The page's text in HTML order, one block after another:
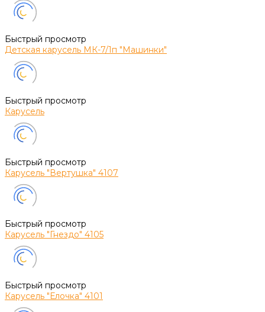
Быстрый просмотр
Детская карусель МК-7/1п "Машинки"
Быстрый просмотр
Карусель
Быстрый просмотр
Карусель "Вертушка" 4107
Быстрый просмотр
Карусель "Гнездо" 4105
Быстрый просмотр
Карусель "Елочка" 4101